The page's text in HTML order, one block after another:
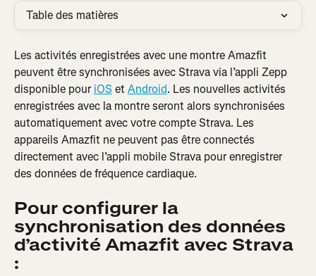
Table des matières
Les activités enregistrées avec une montre Amazfit
peuvent être synchronisées avec Strava via l’appli Zepp
disponible pour iOS et Android. Les nouvelles activités
enregistrées avec la montre seront alors synchronisées
automatiquement avec votre compte Strava. Les
appareils Amazfit ne peuvent pas être connectés
directement avec l’appli mobile Strava pour enregistrer
des données de fréquence cardiaque.
Pour configurer la
synchronisation des données
d’activité Amazfit avec Strava
: